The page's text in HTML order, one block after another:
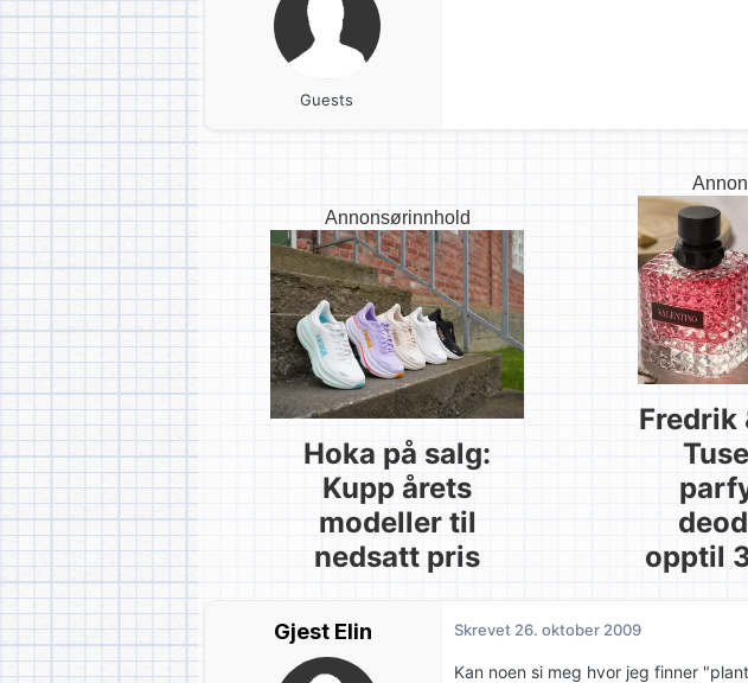
Guests
Annonsørinnhold
Hoka på salg:
Kupp årets
modeller til
nedsatt pris
Fredrik
opptil
Gjest Elin Skrevet 26. oktober 2009
Kan noen si meg hvor jeg finner